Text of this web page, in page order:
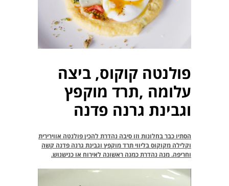
פולנטה קוקוס, ביצה
עלומה ,תרד מוקפץ
וגבינת גרנה פדנה
הסתיו כבר בחלונות וזו סיבה נהדרת להכין פולנטה אווירירית
וקלילה מקוקוס בליווי תרד מוקפץ וגבינת גרנה פדנה קשה
וחריפה. מנה נהדרת כמנה ראשונה לאירוח או כנישנוש.